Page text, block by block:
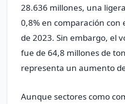
28.636 millones, una
0,8% en comparación con
de 2023. Sin embargo, el
fue de 64,8 millones de
representa un aumento
Aunque sectores como